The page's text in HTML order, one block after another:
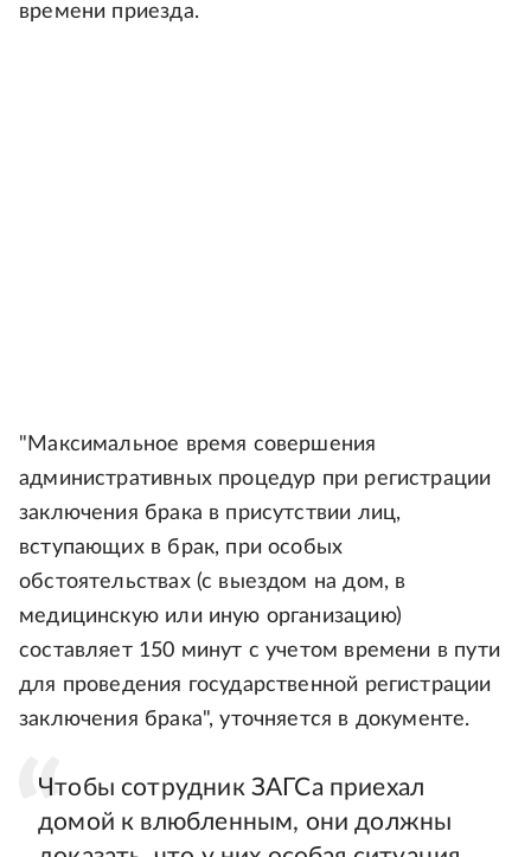
времени приезда.
"Максимальное время совершения
административных процедур при регистрации
заключения брака в присутствии лиц,
вступающих в брак, при особых
обстоятельствах (с выездом на дом, в
медицинскую или иную организацию)
составляет 150 минут с учетом времени в пути
для проведения государственной регистрации
заключения брака", уточняется в документе.
Чтобы сотрудник ЗАГСа приехал
домой к влюбленным, они должны